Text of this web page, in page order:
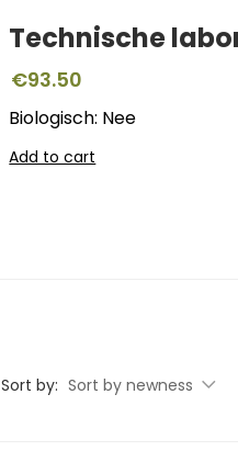
Technische
€93.50
Biologisch: Nee
Add to cart
Sort by: Sort by newness